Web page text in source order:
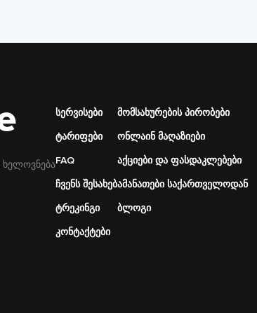
ხელოვნება
Подвал
навигация
სერვისები
ტარიფები
FAQ
ჩვენს შესახებ
ტრეკინგი
კონტაქტები
Подвал
справа
მომსახურების პირობები
ონლაინ მაღაზიები
აქციები და ფასდაკლებები
ამანათები საქართველოდან
ბლოგი